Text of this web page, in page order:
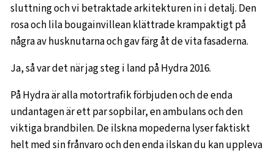
sluttning och vi betraktade arkitekturen in i detalj. Den
rosa och lila bougainvillean klättrade krampaktigt på
några av husknutarna och gav färg åt de vita fasaderna.
Ja, så var det när jag steg i land på Hydra 2016.
På Hydra är alla motortrafik förbjuden och de enda
undantagen är ett par sopbilar, en ambulans och den
viktiga brandbilen. De ilskna mopederna lyser faktiskt
helt med sin frånvaro och den enda ilskan du kan uppleva